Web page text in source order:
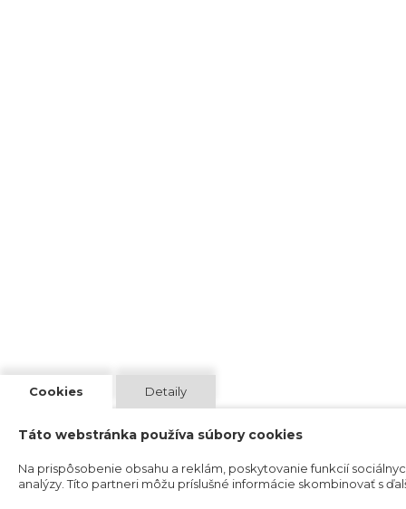
Cookies Detaily
Táto webstránka používa súbory cookies
Na prispôsobenie obsahu a reklám, poskytovanie funkcií
analýzy. Títo partneri môžu príslušné informácie skombinovať s